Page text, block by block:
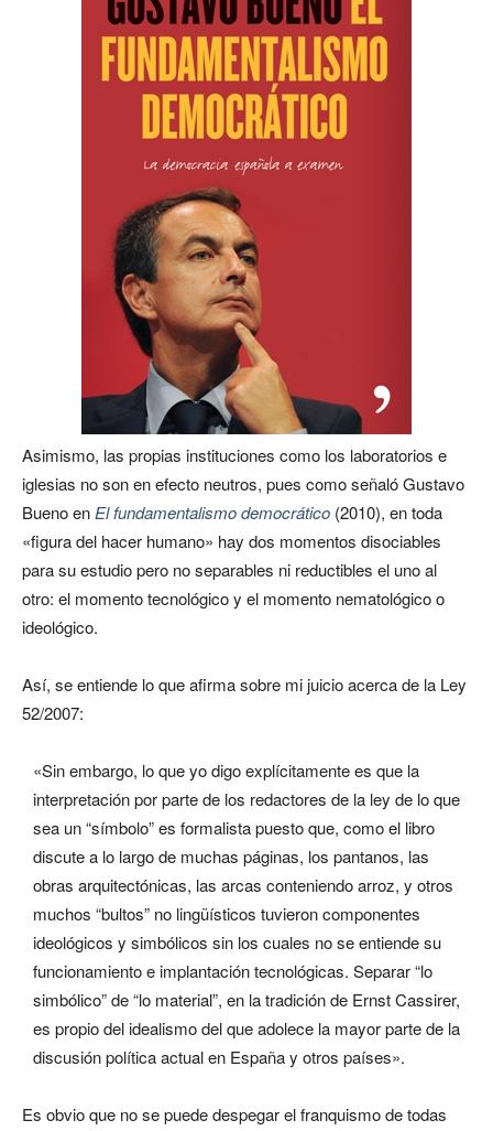
Asimismo, las propias instituciones como los laboratorios e
iglesias no son en efecto neutros, pues como señaló Gustavo
Bueno en El fundamentalismo democrático (2010), en toda
«figura del hacer humano» hay dos momentos disociables
para su estudio pero no separables ni reductibles el uno al
otro: el momento tecnológico y el momento nematológico o
ideológico.
Así, se entiende lo que afirma sobre mi juicio acerca de la Ley
52/2007:
«Sin embargo, lo que yo digo explícitamente es que la
interpretación por parte de los redactores de la ley de lo que
sea un “símbolo” es formalista puesto que, como el libro
discute a lo largo de muchas páginas, los pantanos, las
obras arquitectónicas, las arcas conteniendo arroz, y otros
muchos “bultos” no lingüísticos tuvieron componentes
ideológicos y simbólicos sin los cuales no se entiende su
funcionamiento e implantación tecnológicas. Separar “lo
simbólico” de “lo material”, en la tradición de Ernst Cassirer,
es propio del idealismo del que adolece la mayor parte de la
discusión política actual en España y otros países».
Es obvio que no se puede despegar el franquismo de todas